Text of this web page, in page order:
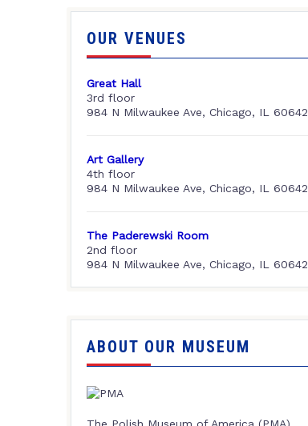
OUR VENUES
Great Hall
3rd floor
984 N Milwaukee Ave, Chicago, IL 60642
Art Gallery
4th floor
984 N Milwaukee Ave, Chicago, IL 60642
The Paderewski Room
2nd floor
984 N Milwaukee Ave, Chicago, IL 60642
ABOUT OUR MUSEUM
The Polish Museum of America (PMA),